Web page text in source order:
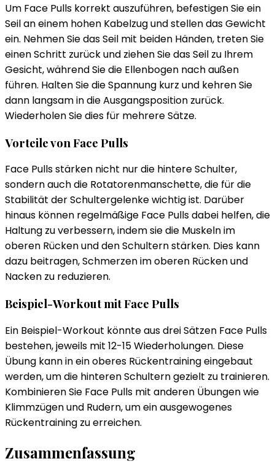
Um Face Pulls korrekt auszuführen, befestigen Sie ein
Seil an einem hohen Kabelzug und stellen das Gewicht
ein. Nehmen Sie das Seil mit beiden Händen, treten Sie
einen Schritt zurück und ziehen Sie das Seil zu Ihrem
Gesicht, während Sie die Ellenbogen nach außen
führen. Halten Sie die Spannung kurz und kehren Sie
dann langsam in die Ausgangsposition zurück.
Wiederholen Sie dies für mehrere Sätze.
Vorteile von Face Pulls
Face Pulls stärken nicht nur die hintere Schulter,
sondern auch die Rotatorenmanschette, die für die
Stabilität der Schultergelenke wichtig ist. Darüber
hinaus können regelmäßige Face Pulls dabei helfen, die
Haltung zu verbessern, indem sie die Muskeln im
oberen Rücken und den Schultern stärken. Dies kann
dazu beitragen, Schmerzen im oberen Rücken und
Nacken zu reduzieren.
Beispiel-Workout mit Face Pulls
Ein Beispiel-Workout könnte aus drei Sätzen Face Pulls
bestehen, jeweils mit 12-15 Wiederholungen. Diese
Übung kann in ein oberes Rückentraining eingebaut
werden, um die hinteren Schultern gezielt zu trainieren.
Kombinieren Sie Face Pulls mit anderen Übungen wie
Klimmzügen und Rudern, um ein ausgewogenes
Rückentraining zu erreichen.
Zusammenfassung